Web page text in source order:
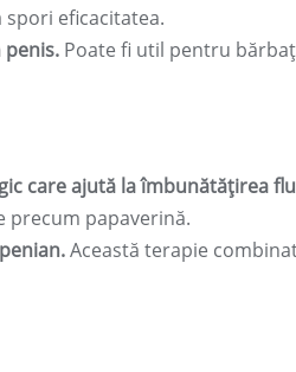
eficacitatea.
penis. Poate fi util pentru
care ajută la îmbunătățirea
precum papaverină.
Această terapie